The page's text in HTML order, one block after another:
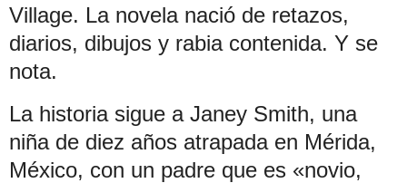
Village. La novela nació de retazos,
diarios, dibujos y rabia contenida. Y se
nota.
La historia sigue a Janey Smith, una
niña de diez años atrapada en Mérida,
México, con un padre que es «novio,